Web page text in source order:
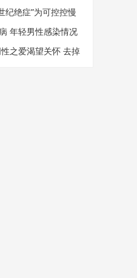
纪绝症”为可控控慢
年轻男性感染情况
之爱渴望关怀 去掉